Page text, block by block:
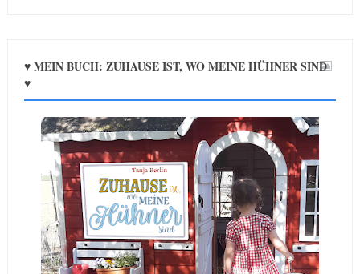
♥ MEIN BUCH: ZUHAUSE IST, WO MEINE HÜHNER SIND
♥